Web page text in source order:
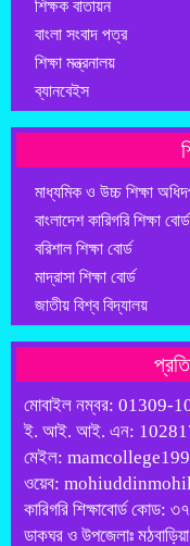
শিক্ষক বাতায়ন
বাংলা সংবাদ পত্র
শিক্ষা মন্ত্রনালয়
ব্যানবেইস
মাধ্যমিক ও উচ্চ শিক্ষা
বাংলাদেশ কারিগরি শিক্ষা বোর্ড
বরিশাল শিক্ষা বোর্ড
মাদ্রাসা শিক্ষা বোর্ড
জাতীয় বিশ্ব বিদ্যালয়
মোবাইল নম্বর: 01309-
ই. আই. আই. এন:
মেইল:
ওয়েব:
কারিগরি শিক্ষাবোর্ড কোড:
ডাকঘর ও উপজেলাঃ মঠবাড়িয়া